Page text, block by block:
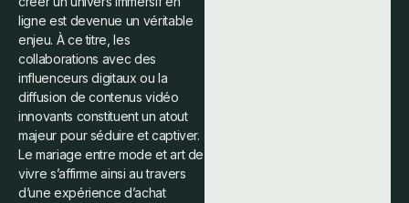
ligne est devenue un véritable
enjeu. À ce titre, les
collaborations avec des
influenceurs digitaux ou la
diffusion de contenus vidéo
innovants constituent un atout
majeur pour séduire et captiver.
Le mariage entre mode et art de
vivre s’affirme ainsi au travers
d’une expérience d’achat